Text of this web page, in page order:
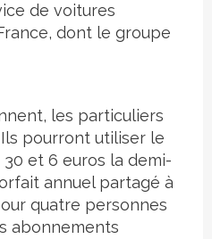
de voitures
dont le groupe
les particuliers
pourront utiliser le
et 6 euros la demi-
annuel partagé à
quatre personnes
abonnements